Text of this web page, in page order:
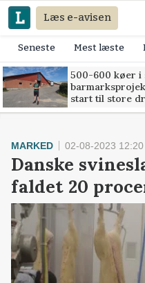
Læs e-avisen
Seneste Mest læste
500-600 køer i
start til store
MARKED 02-08-2023 12:20
Danske
faldet 20